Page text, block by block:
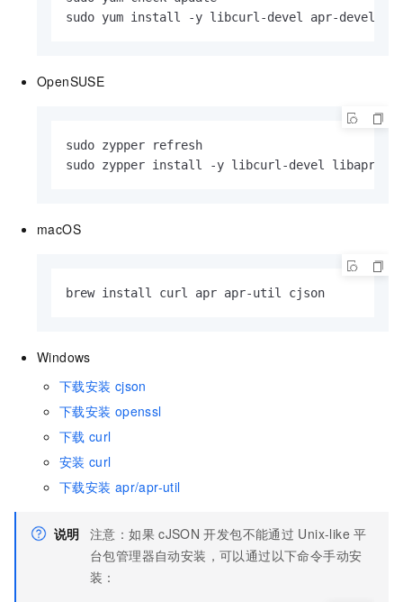
sudo yum install -y libcurl-devel apr-devel
OpenSUSE
sudo zypper refresh
sudo zypper install -y libcurl-devel libapr1-
macOS
brew install curl apr apr-util cjson
Windows
下载安装 cjson
下载安装 openssl
下载 curl
安装 curl
下载安装 apr/apr-util
说明 注意：如果 cJSON 开发包不能通过 Unix-like 平
台包管理器自动安装，可以通过以下命令手动安
装：